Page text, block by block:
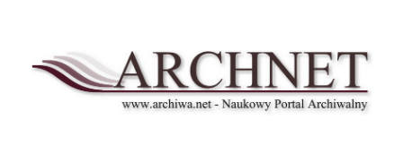
Archnet